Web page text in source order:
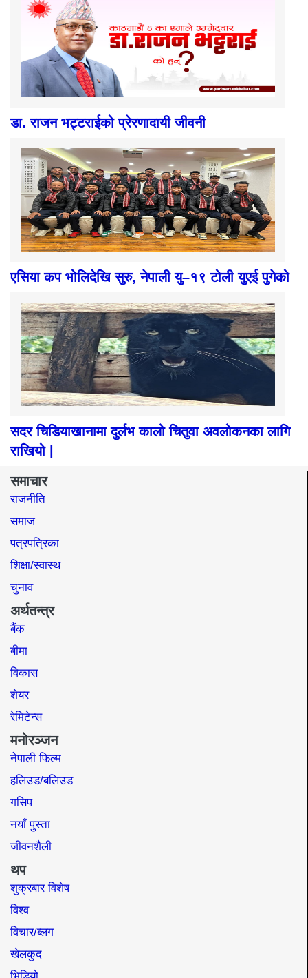
डा. राजन भट्टराईको प्रेरणादायी जीवनी
एसिया कप भोलिदेखि सुरु, नेपाली यु–१९ टोली युएई पुगेको
सदर चिडियाखानामा दुर्लभ कालो चितुवा अवलोकनका लागि
राखियो |
समाचार
राजनीति
समाज​
पत्रपत्रिका
शिक्षा/स्वास्थ
चुनाव
अर्थतन्त्र
बैंक
बीमा
विकास
शेयर
रेमिटेन्स
मनोरञ्जन
नेपाली फिल्म
हलिउड/बलिउड
गसिप
नयाँ पुस्ता
जीवनशैली
थप
शुक्रबार विशेष
विश्व
विचार/ब्लग
खेलकुद